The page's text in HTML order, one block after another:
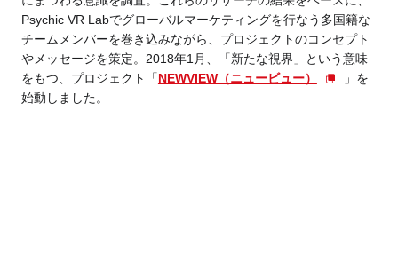
Psychic VR Labでグローバルマーケティングを行なう多国籍な
チームメンバーを巻き込みながら、プロジェクトのコンセプト
やメッセージを策定。2018年1月、「新たな視界」という意味
をもつ、プロジェクト「NEWVIEW（ニュービュー）
」を
始動しました。